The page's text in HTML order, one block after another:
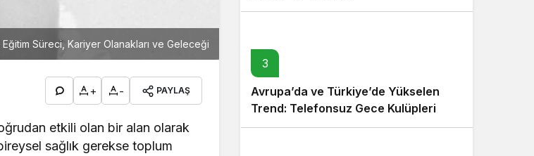
Süreci, Kariyer Olanakları ve Geleceği
+ - PAYLAŞ
etkili olan bir alan olarak
sağlık gerekse toplum
3
Avrupa’da ve Türkiye’de Yükselen
Trend: Telefonsuz Gece Kulüpleri